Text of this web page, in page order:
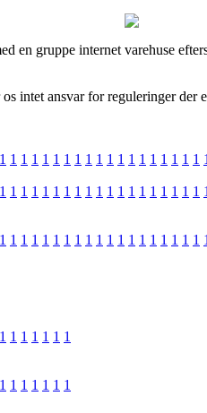
gruppe internet varehuse
intet ansvar for reguleringer der
1 1 1 1 1 1 1 1 1 1 1 1 1 1 1 1 1 1 1 1
1 1 1 1 1 1 1 1 1 1 1 1 1 1 1 1 1 1 1 1
1 1 1 1 1 1 1 1 1 1 1 1 1 1 1 1 1 1 1 1
1 1 1 1 1 1 1
1 1 1 1 1 1 1